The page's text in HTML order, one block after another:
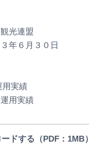
光連盟
年６月３０日
用実績
用実績
ドする（PDF：1MB）